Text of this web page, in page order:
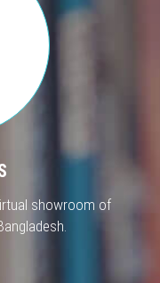
showroom of